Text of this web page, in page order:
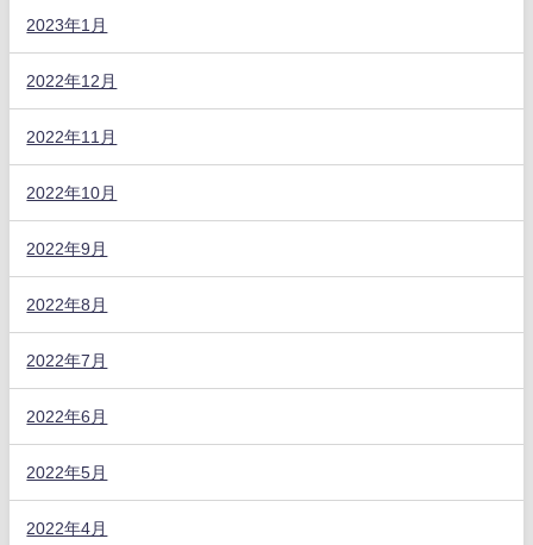
2023年1月
2022年12月
2022年11月
2022年10月
2022年9月
2022年8月
2022年7月
2022年6月
2022年5月
2022年4月